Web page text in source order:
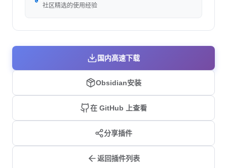
社区精选的使用经验
国内高速下载
Obsidian安装
在 GitHub 上查看
分享插件
返回插件列表